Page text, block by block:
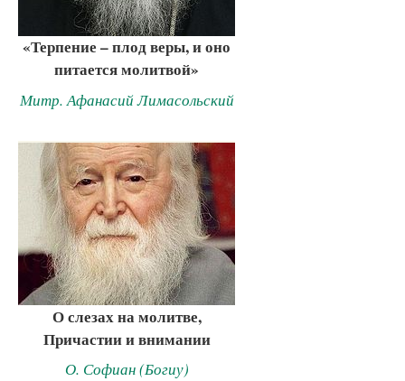
«Терпение – плод веры, и оно
питается молитвой»
Митр. Афанасий Лимасольский
О слезах на молитве,
Причастии и внимании
О. Софиан (Богиу)